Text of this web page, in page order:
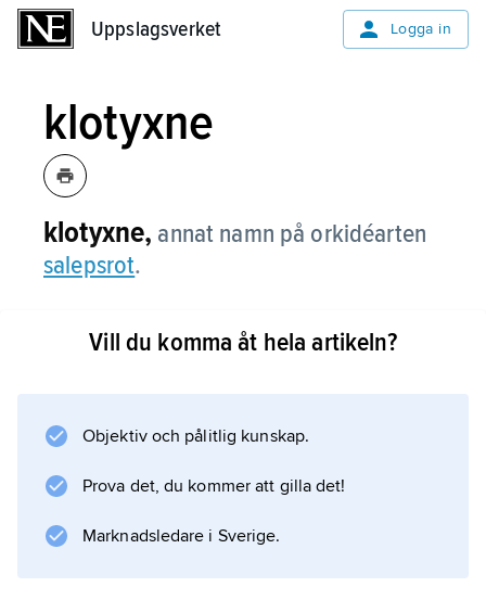
Uppslagsverket Logga in
klotyxne
klotyxne, annat namn på orkidéarten
salepsrot.
Vill du komma åt hela artikeln?
Objektiv och pålitlig kunskap.
Prova det, du kommer att gilla det!
Marknadsledare i Sverige.